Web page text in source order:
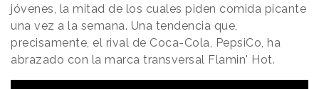
jóvenes, la mitad de los cuales piden comida picante
una vez a la semana. Una tendencia que,
precisamente, el rival de Coca-Cola, PepsiCo, ha
abrazado con la marca transversal Flamin' Hot.